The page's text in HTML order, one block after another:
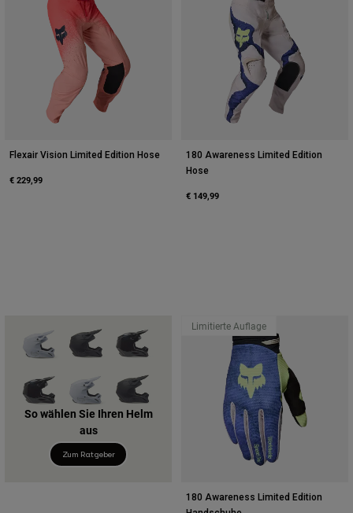
Flexair Vision Limited Edition Hose
€ 229,99
180 Awareness Limited Edition
Hose
€ 149,99
So wählen Sie Ihren Helm
aus
Zum Ratgeber
Limitierte Auflage
180 Awareness Limited Edition